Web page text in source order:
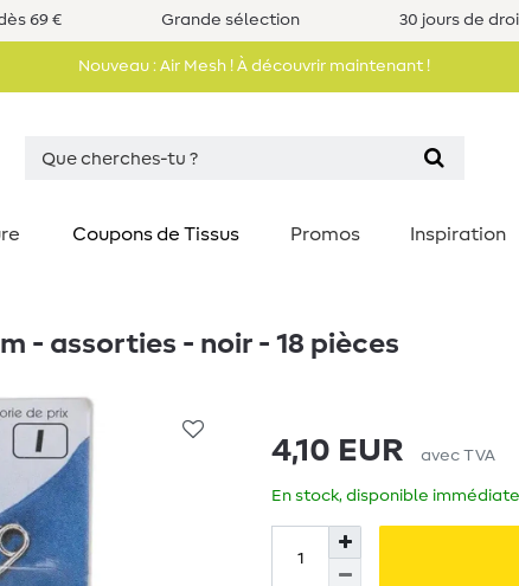
69 € Grande sélection 30 jours de
Nouveau : Air Mesh ! À découvrir maintenant !
Coupons de Tissus Promos Inspiration
- assorties - noir - 18 pièces
4,10 EUR avec TVA
En stock, disponible